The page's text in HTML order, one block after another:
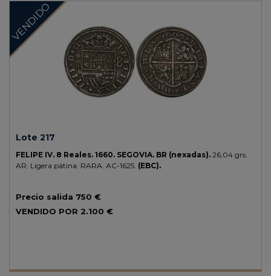
VENDIDO
Lote 217
FELIPE IV. 8 Reales. 1660. SEGOVIA. BR (nexadas). 26,04 grs.
AR. Ligera pátina. RARA. AC-1625. (EBC).
Precio salida 750 €
VENDIDO POR 2.100 €